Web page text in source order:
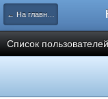
← На главную
Список пользователей